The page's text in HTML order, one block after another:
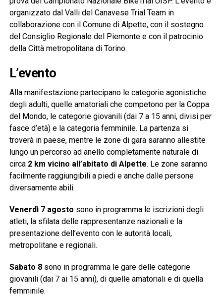
organizzato dal Valli del Canavese Trial Team in
collaborazione con il Comune di Alpette, con il sostegno
del Consiglio Regionale del Piemonte e con il patrocinio
della Città metropolitana di Torino.
L’evento
Alla manifestazione partecipano le categorie agonistiche
degli adulti, quelle amatoriali che competono per la Coppa
del Mondo, le categorie giovanili (dai 7 a 15 anni, divisi per
fasce d’età) e la categoria femminile. La partenza si
troverà in paese, mentre le zone di gara saranno allestite
lungo un percorso ad anello completamente naturale di
circa2 km vicino all’abitato di Alpette. Le zone saranno
facilmente raggiungibili a piedi e anche dalle persone
diversamente abili.
Venerdì 7 agosto sono in programma le iscrizioni degli
atleti, la sfilata delle rappresentanze nazionali e la
presentazione dell’evento con le autorità locali,
metropolitane e regionali.
Sabato 8sono in programma le gare delle categorie
giovanili (dai 7 ai 15 anni), di quelle amatoriali e di quella
femminile.